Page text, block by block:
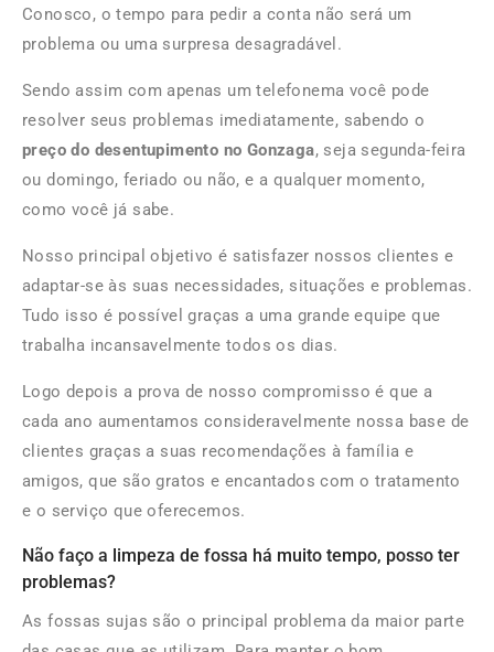
Conosco, o tempo para pedir a conta não será um
problema ou uma surpresa desagradável.
Sendo assim com apenas um telefonema você pode
resolver seus problemas imediatamente, sabendo o
preço do desentupimento no Gonzaga, seja segunda-feira
ou domingo, feriado ou não, e a qualquer momento,
como você já sabe.
Nosso principal objetivo é satisfazer nossos clientes e
adaptar-se às suas necessidades, situações e problemas.
Tudo isso é possível graças a uma grande equipe que
trabalha incansavelmente todos os dias.
Logo depois a prova de nosso compromisso é que a
cada ano aumentamos consideravelmente nossa base de
clientes graças a suas recomendações à família e
amigos, que são gratos e encantados com o tratamento
e o serviço que oferecemos.
Não faço a limpeza de fossa há muito tempo, posso ter
problemas?
As fossas sujas são o principal problema da maior parte